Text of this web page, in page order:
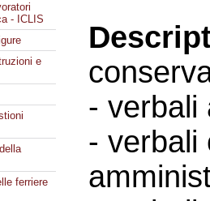
- ICLIS
e
ferriere
- verbali
- verbali